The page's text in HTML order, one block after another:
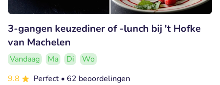
3-gangen keuzediner of -lunch bij 't Hofke
van Machelen
Vandaag Ma Di
Wo
9.8
Perfect • 62 beoordelingen